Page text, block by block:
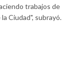
trabajos de
Ciudad", subrayó.